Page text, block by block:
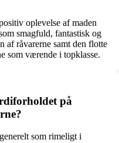
oplevelse af maden
smagfuld, fantastisk og
råvarerne samt den flotte
som værende i topklasse.
på
som rimeligt i